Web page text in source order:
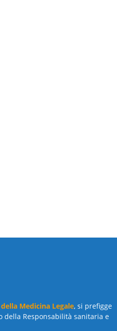
Medicina Legale, si prefigge
della Responsabilità sanitaria e